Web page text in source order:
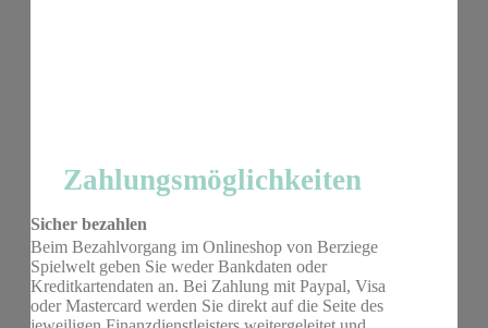
Zahlungsmöglichkeiten
Sicher bezahlen
Beim Bezahlvorgang im Onlineshop von Berziege
Spielwelt geben Sie weder Bankdaten oder
Kreditkartendaten an. Bei Zahlung mit Paypal, Visa
oder Mastercard werden Sie direkt auf die Seite des